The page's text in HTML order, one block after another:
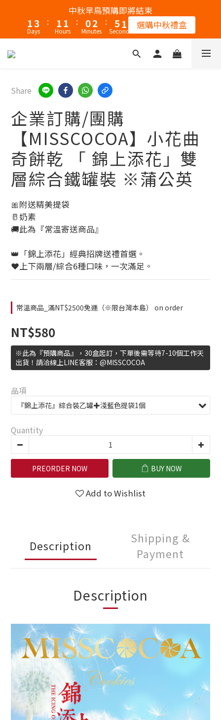
中秋早鳥預購即將結束
1
0
3
2
Days
:
1
0
1
0
Hours
:
1
0
3
2
1
Minutes
:
5
4
3
9
8
7
1
0
Seconds
選購中秋禮盒
Share
企業訂購/團購
【MISSCOCOA】小花曲
奇餅乾 「 錦上添花」雙
層綜合鐵罐裝 ※蒲公英
🎀附送精美提袋
🥛奶素
🚚此為『常溫寄送商品』
👑「錦上添花」經典招牌送禮首選。
❤️上下兩層/綜合6種口味，一次滿足。
常溫商品_滿NT$2500免運（※限台灣本島） on order
NT$580
※此為『預購商品』，30盒起訂，下單後需等待7-10個工作天
出貨！請洽線上LINE客服：@MISSCOCOA
品項
Quantity
PREORDER NOW BUY NOW
Add to Wishlist
Description
Shipping &
Payment
Description